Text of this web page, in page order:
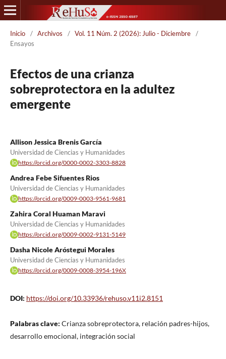
Inicio / Archivos / Vol. 11 Núm. 2 (2026): Julio - Diciembre
/
Ensayos
Efectos de una crianza
sobreprotectora en la adultez
emergente
Allison Jessica Brenis García
Universidad de Ciencias y Humanidades
https://orcid.org/0000-0002-3303-8828
Andrea Febe Sifuentes Rios
Universidad de Ciencias y Humanidades
https://orcid.org/0009-0003-9561-9681
Zahira Coral Huaman Maravi
Universidad de Ciencias y Humanidades
https://orcid.org/0009-0002-9131-5149
Dasha Nicole Aróstegui Morales
Universidad de Ciencias y Humanidades
https://orcid.org/0009-0008-3954-196X
DOI: https://doi.org/10.33936/rehuso.v11i2.8151
Palabras clave: Crianza sobreprotectora, relación padres-hijos,
desarrollo emocional, integración social